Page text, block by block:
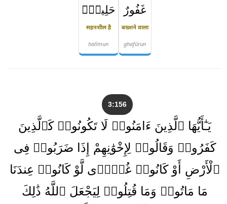
غَفُورٌ
बख्शने वाला
ghafūrun
حَلِيمٌۭ
सहनशील है
ḥalīmun
3:156
يَـٰٓأَيُّهَا ٱلَّذِينَ ءَامَنُوا۟ لَا تَكُونُوا۟ كَٱلَّذِينَ
كَفَرُوا۟ وَقَالُوا۟ لِإِخْوَٰنِهِمْ إِذَا ضَرَبُوا۟ فِى
ٱلْأَرْضِ أَوْ كَانُوا۟ غُزًّۭى لَّوْ كَانُوا۟ عِندَنَا
مَا مَاتُوا۟ وَمَا قُتِلُوا۟ لِيَجْعَلَ ٱللَّهُ ذَٰلِكَ